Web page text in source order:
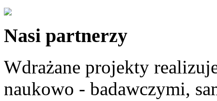
Nasi partnerzy
Wdrażane projekty
naukowo - badawczymi,